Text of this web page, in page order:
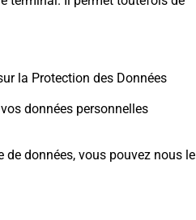
la Protection des Données
données personnelles
données, vous pouvez nous le